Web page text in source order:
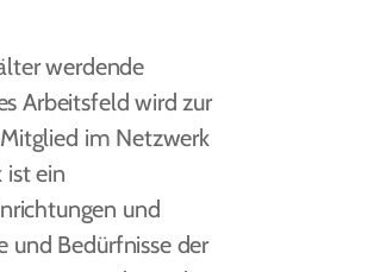
werdende
Arbeitsfeld wird zur
im Netzwerk
ist ein
und
und Bedürfnisse der